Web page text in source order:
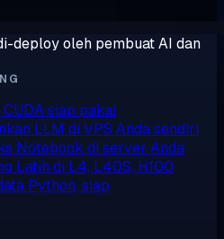
deploy oleh pembuat AI dan
CUDA siap pakai
LLM di VPS Anda sendiri
Notebook di server Anda
Latih di L4, L40S, H100
Python, siap